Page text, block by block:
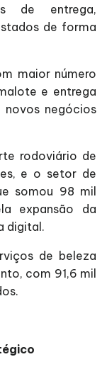
de entrega,
de forma
maior número
e entrega
novos negócios
rodoviário de
e o setor de
somou 98 mil
expansão da
digital.
de beleza
com 91,6 mil